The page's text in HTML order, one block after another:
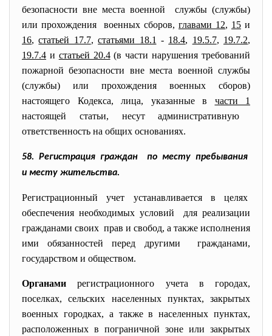
безопасности вне места военной службы (службы)
или прохождения военных сборов, главами 12, 15 и
16,статьей 17.7,статьями 18.1 - 18.4, 19.5.7, 19.7.2,
19.7.4 и статьей 20.4(в части нарушения требований
пожарной безопасности вне места военной службы
(службы) или прохождения военных сборов)
настоящего Кодекса, лица, указанные в части 1
настоящей статьи, несут административную
ответственность на общих основаниях.
58. Регистрация граждан по месту пребывания
и месту жительства.
Регистрационный учет устанавливается в целях
обеспечения необходимых условий для реализации
гражданами своих прав и свобод, а также исполнения
ими обязанностей перед другими гражданами,
государством и обществом.
Органами регистрационного учета в городах,
поселках, сельских населенных пунктах, закрытых
военных городках, а также в населенных пунктах,
расположенных в пограничной зоне или закрытых